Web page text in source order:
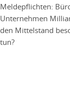
Meldepflichten:
Unternehmen
den Mittelstand
tun?